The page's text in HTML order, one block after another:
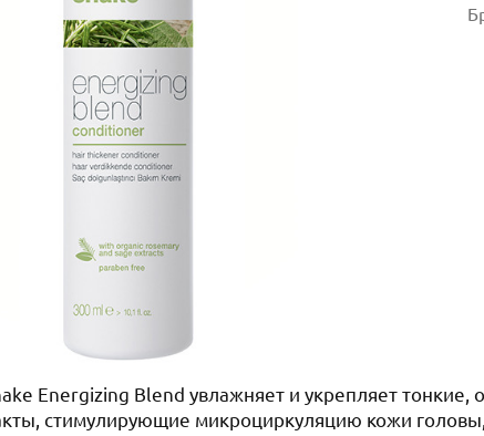
Energizing Blend увлажняет и укрепляет
стимулирующие микроциркуляцию кожи головы,